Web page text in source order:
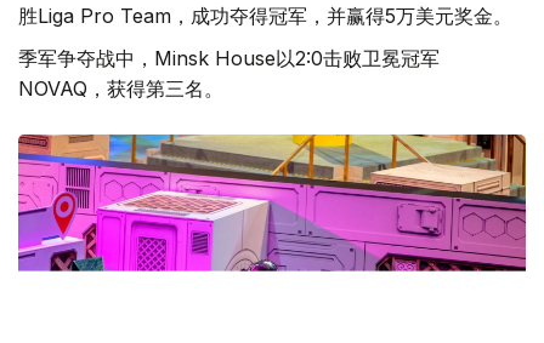
胜Liga Pro Team，成功夺得冠军，并赢得5万美元奖金。
季军争夺战中，Minsk House以2:0击败卫冕冠军
NOVAQ，获得第三名。